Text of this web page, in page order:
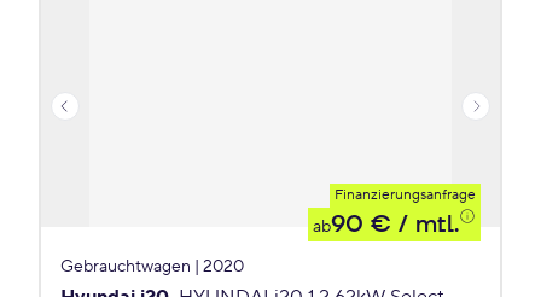
Finanzierungsanfrage
ab90 € / mtl.
Gebrauchtwagen | 2020